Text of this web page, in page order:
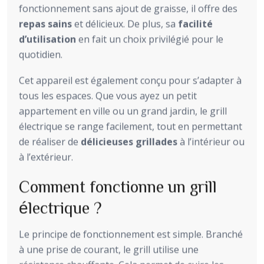
fonctionnement sans ajout de graisse, il offre des
repas sainset délicieux. De plus, sa facilité
d’utilisation en fait un choix privilégié pour le
quotidien.
Cet appareil est également conçu pour s’adapter à
tous les espaces. Que vous ayez un petit
appartement en ville ou un grand jardin, le grill
électrique se range facilement, tout en permettant
de réaliser de délicieuses grilladesà l’intérieur ou
à l’extérieur.
Comment fonctionne un grill
électrique ?
Le principe de fonctionnement est simple. Branché
à une prise de courant, le grill utilise une